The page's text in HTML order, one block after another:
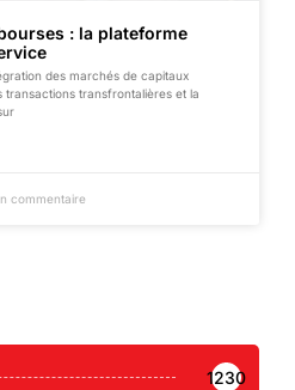
: la plateforme
des marchés de capitaux
transfrontalières et la
commentaire
1230